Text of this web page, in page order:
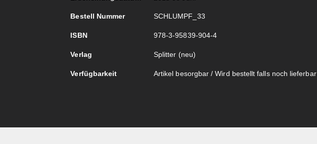
Bestell Nummer SCHLUMPF_33
ISBN 978-3-95839-904-4
Verlag Splitter (neu)
Verfügbarkeit Artikel besorgbar / Wird bestellt falls noch lieferbar